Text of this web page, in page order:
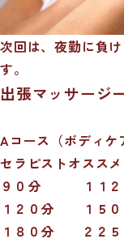
次回は、夜勤に負
す。
出張マッサージ
Aコース（ボディ
セラピストオススメ
９０分 １１２
１２０分 １５０
１８０分 ２２５